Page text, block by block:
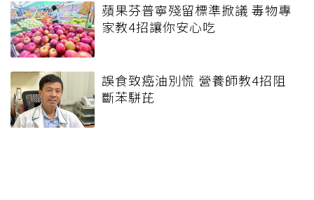
蘋果芬普寧殘留標準掀議 毒物專
家教4招讓你安心吃
誤食致癌油別慌 營養師教4招阻
斷苯駢芘